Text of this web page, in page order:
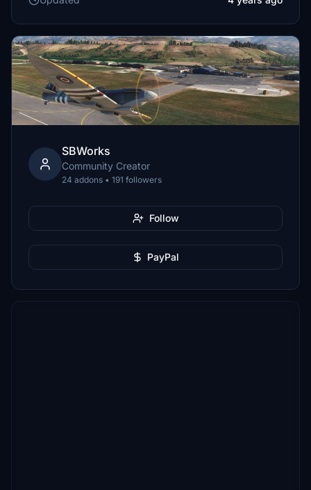
SBWorks
Community Creator
24 addons • 191 followers
Follow
PayPal